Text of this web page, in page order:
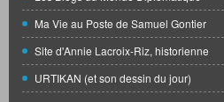
Ma Vie au Poste de Samuel Gontier
Site d'Annie Lacroix-Riz, historienne
URTIKAN (et son dessin du jour)